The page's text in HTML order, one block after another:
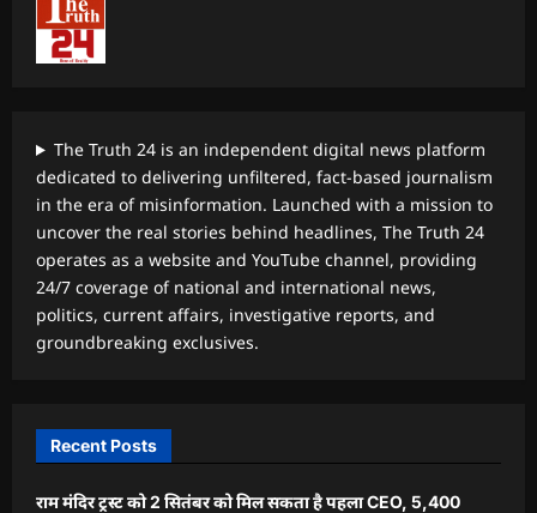
The Truth 24 is an independent digital news platform
dedicated to delivering unfiltered, fact-based journalism
in the era of misinformation. Launched with a mission to
uncover the real stories behind headlines, The Truth 24
operates as a website and YouTube channel, providing
24/7 coverage of national and international news,
politics, current affairs, investigative reports, and
groundbreaking exclusives.
Recent Posts
राम मंदिर ट्रस्ट को 2 सितंबर को मिल सकता है पहला CEO, 5,400